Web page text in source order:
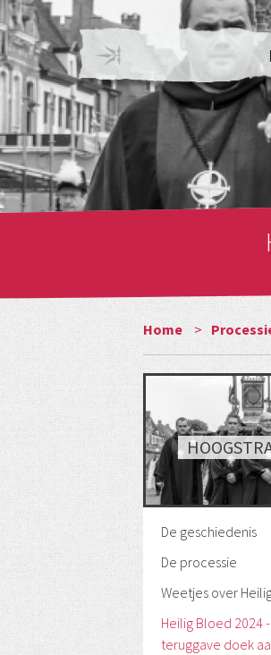
Home >
De geschiedenis
De processie
Weetjes over
Heilig Bloed 2024
teruggave doek